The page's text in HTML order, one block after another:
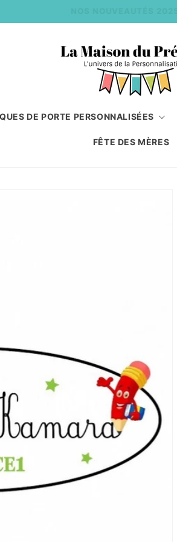
DE PORTE PERSONNALISÉES
FÊTE DES MÈRES